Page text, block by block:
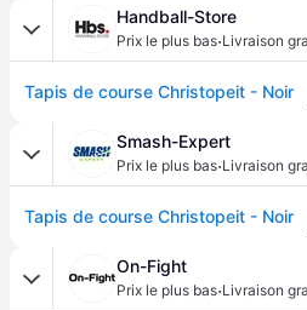
Handball-Store
Prix le plus bas·Livraison
Tapis de course Christopeit - Noir
Smash-Expert
Prix le plus bas·Livraison
Tapis de course Christopeit - Noir
On-Fight
Prix le plus bas·Livraison